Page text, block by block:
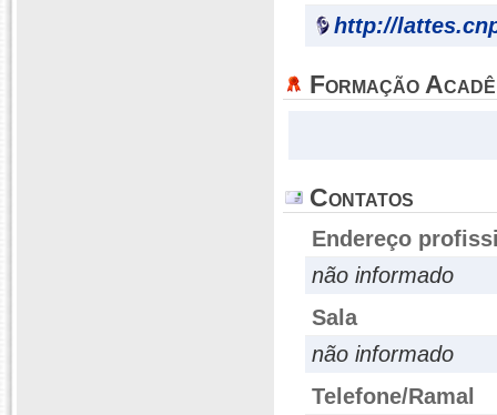
http://
Formação
Contatos
Endereço
não informado
Sala
não informado
Telefone/Ramal